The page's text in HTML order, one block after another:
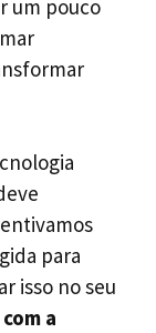
um pouco
para
isso no seu
a